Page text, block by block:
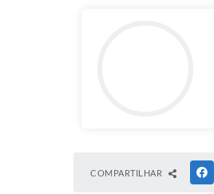
COMPARTILHAR